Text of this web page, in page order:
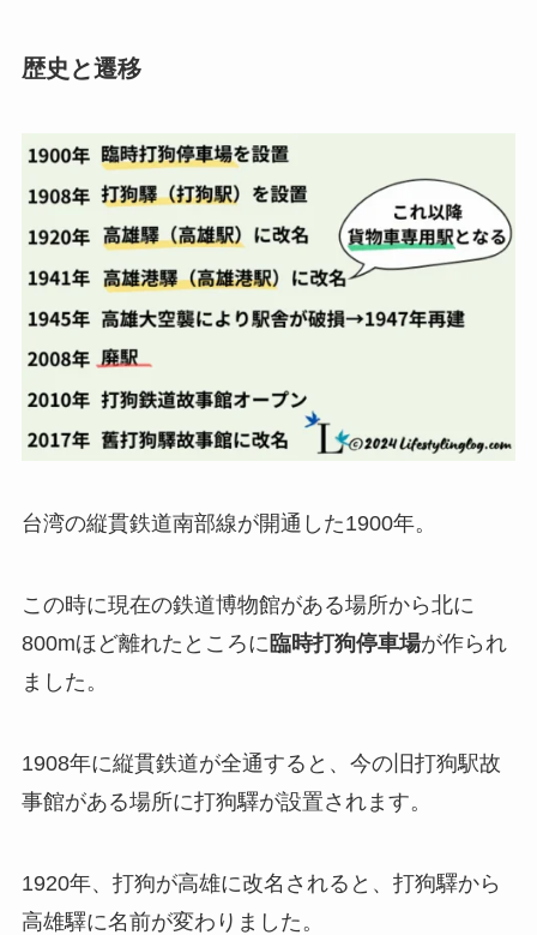
歴史と遷移
台湾の縦貫鉄道南部線が開通した1900年。
この時に現在の鉄道博物館がある場所から北に
800mほど離れたところに臨時打狗停車場が作られ
ました。
1908年に縦貫鉄道が全通すると、今の旧打狗駅故
事館がある場所に打狗驛が設置されます。
1920年、打狗が高雄に改名されると、打狗驛から
高雄驛に名前が変わりました。